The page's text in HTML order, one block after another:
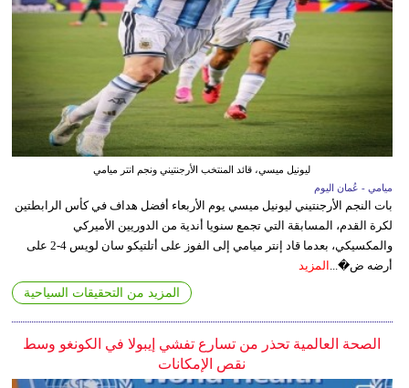
ليونيل ميسي، قائد المنتخب الأرجنتيني ونجم انتر ميامي
ميامي - عُمان اليوم
بات النجم الأرجنتيني ليونيل ميسي يوم الأربعاء أفضل هداف في كأس الرابطتين
لكرة القدم، المسابقة التي تجمع سنويا أندية من الدوريين الأميركي
والمكسيكي، بعدما قاد إنتر ميامي إلى الفوز على أتلتيكو سان لويس 4-2 على
أرضه ض�... المزيد
المزيد من التحقيقات السياحية
الصحة العالمية تحذر من تسارع تفشي إيبولا في الكونغو وسط
نقص الإمكانات